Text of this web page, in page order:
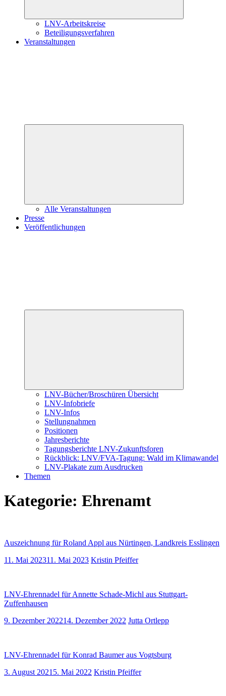
LNV-Arbeitskreise
Beteiligungsverfahren
Veranstaltungen
Alle Veranstaltungen
Presse
Veröffentlichungen
LNV-Bücher/Broschüren Übersicht
LNV-Infobriefe
LNV-Infos
Stellungnahmen
Positionen
Jahresberichte
Tagungsberichte LNV-Zukunftsforen
Rückblick: LNV/FVA-Tagung: Wald im Klimawandel
LNV-Plakate zum Ausdrucken
Themen
Kategorie: Ehrenamt
Auszeichnung für Roland Appl aus Nürtingen, Landkreis Esslingen
11. Mai 202311. Mai 2023 Kristin Pfeiffer
LNV-Ehrennadel für Annette Schade-Michl aus Stuttgart-
Zuffenhausen
9. Dezember 202214. Dezember 2022 Jutta Ortlepp
LNV-Ehrennadel für Konrad Baumer aus Vogtsburg
3. August 2021 5. Mai 2022 Kristin Pfeiffer